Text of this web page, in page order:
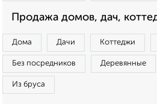
Продажа домов, дач,
Дома Дачи Коттеджи
Без посредников Деревянные
Из бруса